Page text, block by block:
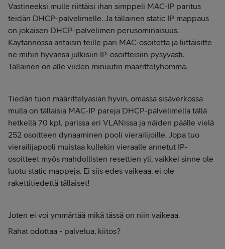
Vastineeksi mulle riittäisi ihan simppeli MAC-IP paritus
teidän DHCP-palvelimelle. Ja tällainen static IP mappaus
on jokaisen DHCP-palvelimen perusominaisuus.
Käytännössä antaisin teille pari MAC-osoitetta ja liittäisitte
ne mihin hyvänsä julkisiin IP-osoitteisiin pysyvästi.
Tällainen on alle viiden minuutin määrittelyhomma.
Tiedän tuon määrittelyasian hyvin, omassa sisäverkossa
mulla on tällaisia MAC-IP pareja DHCP-palvelimella tällä
hetkellä 70 kpl. parissa eri VLANissa ja näiden päälle vielä
252 osoitteen dynaaminen pooli vierailijoille. Jopa tuo
vierailijapooli muistaa kullekin vieraalle annetut IP-
osoitteet myös mahdollisten resettien yli, vaikkei sinne ole
luotu static mappeja. Ei siis edes vaikeaa, ei ole
rakettitiedettä tällaiset!
Joten ei voi ymmärtää mikä tässä on niin vaikeaa.
Rahat odottaa - palvelua, kiitos?